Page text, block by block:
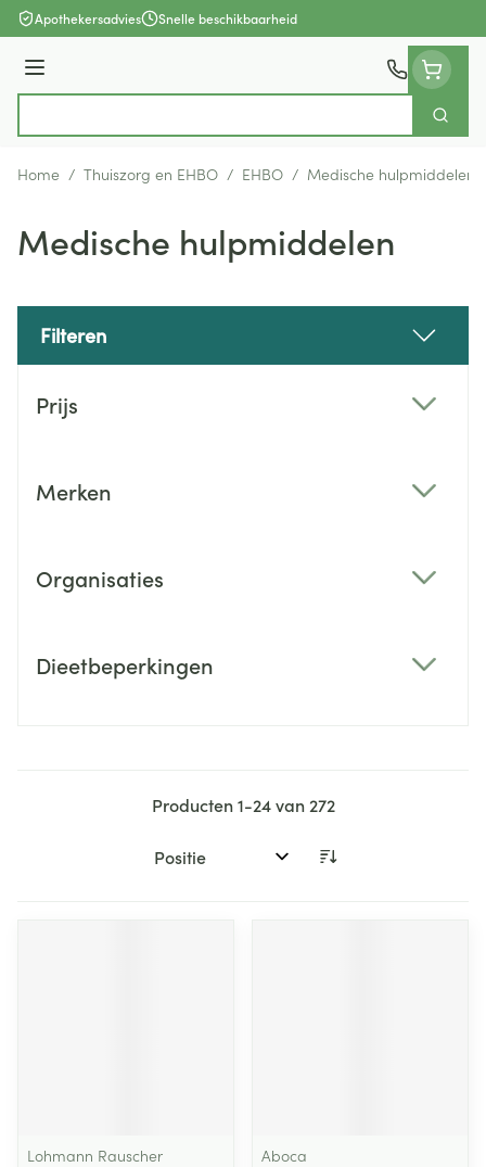
Ga naar de inhoud
Apothekersadvies Snelle beschikbaarheid
Menu
Zoek
Home / Thuiszorg en EHBO / EHBO / Medische hulpmiddelen
Medische hulpmiddelen
Filteren
Prijs
Merken
Organisaties
Dieetbeperkingen
Producten1-24van 272
Sorteer op:
Lohmann Rauscher
Aboca